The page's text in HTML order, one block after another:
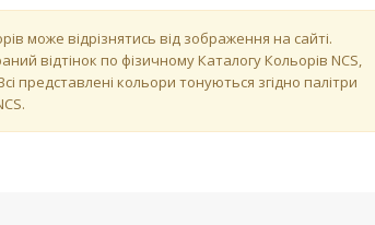
може відрізнятись від зображення на сайті.
відтінок по фізичному Каталогу Кольорів NCS,
представлені кольори тонуються згідно палітри